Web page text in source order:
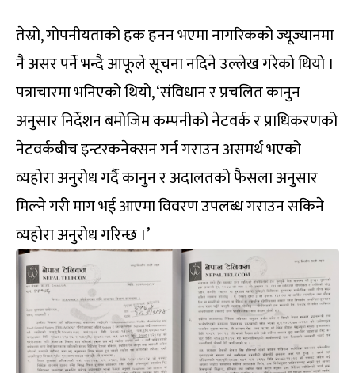
तेस्रो, गोपनीयताको हक हनन भएमा नागरिकको ज्यूज्यानमा
नै असर पर्ने भन्दै आफूले सूचना नदिने उल्लेख गरेको थियो ।
पत्राचारमा भनिएको थियो, ‘संविधान र प्रचलित कानुन
अनुसार निर्देशन बमोजिम कम्पनीको नेटवर्क र प्राधिकरणको
नेटवर्कबीच इन्टरकनेक्सन गर्न गराउन असमर्थ भएको
व्यहोरा अनुरोध गर्दै कानुन र अदालतको फैसला अनुसार
मिल्ने गरी माग भई आएमा विवरण उपलब्ध गराउन सकिने
व्यहोरा अनुरोध गरिन्छ ।’